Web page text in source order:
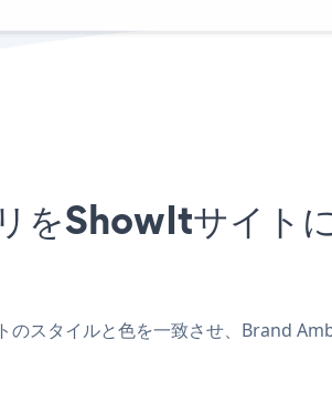
ShowItサイトに
スタイルと色を一致させ、Brand